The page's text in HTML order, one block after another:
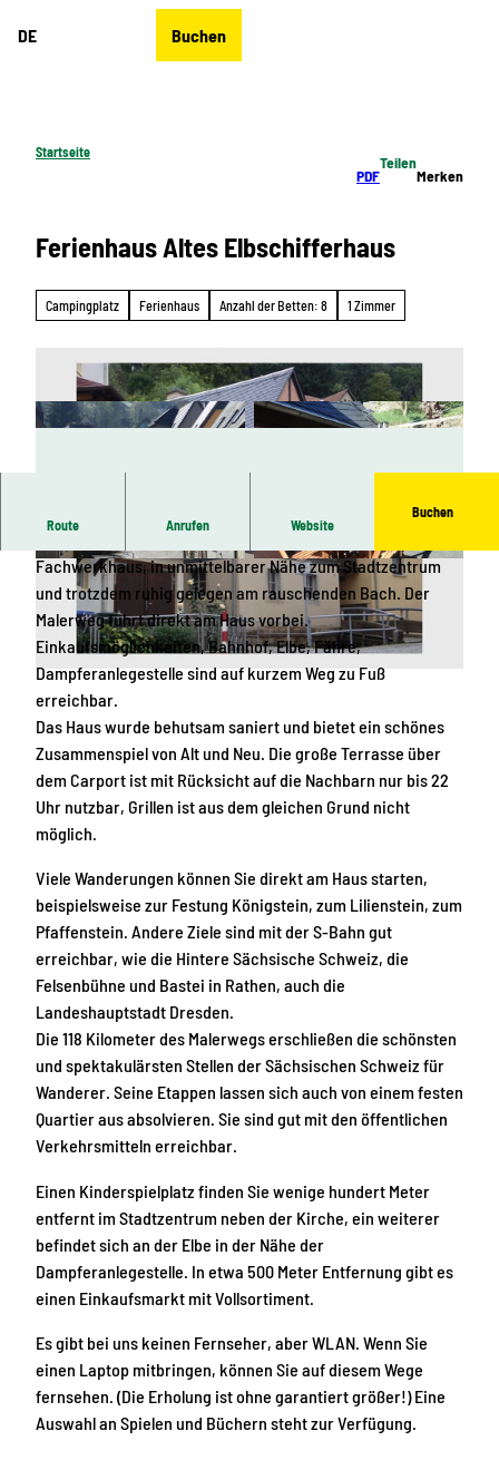
DE Buchen
Startseite
PDF
Teilen
Merken
Ferienhaus Altes Elbschifferhaus
Campingplatz Ferienhaus Anzahl der Betten: 8 1 Zimmer
© Gudrun Diesel |CC-BY-SA
© Gudrun Diesel |CC-BY-SA © Gudrun Diesel |CC-BY-SA
Route Anrufen Website
Buchen
Fachwerkhaus, in unmittelbarer Nähe zum Stadtzentrum
und trotzdem ruhig gelegen am rauschenden Bach. Der
Malerweg führt direkt am Haus vorbei.
Einkaufsmöglichkeiten, Bahnhof, Elbe, Fähre,
Dampferanlegestelle sind auf kurzem Weg zu Fuß
erreichbar.
Das Haus wurde behutsam saniert und bietet ein schönes
Zusammenspiel von Alt und Neu. Die große Terrasse über
dem Carport ist mit Rücksicht auf die Nachbarn nur bis 22
Uhr nutzbar, Grillen ist aus dem gleichen Grund nicht
möglich.
Viele Wanderungen können Sie direkt am Haus starten,
beispielsweise zur Festung Königstein, zum Lilienstein, zum
Pfaffenstein. Andere Ziele sind mit der S-Bahn gut
erreichbar, wie die Hintere Sächsische Schweiz, die
Felsenbühne und Bastei in Rathen, auch die
Landeshauptstadt Dresden.
Die 118 Kilometer des Malerwegs erschließen die schönsten
und spektakulärsten Stellen der Sächsischen Schweiz für
Wanderer. Seine Etappen lassen sich auch von einem festen
Quartier aus absolvieren. Sie sind gut mit den öffentlichen
Verkehrsmitteln erreichbar.
Einen Kinderspielplatz finden Sie wenige hundert Meter
entfernt im Stadtzentrum neben der Kirche, ein weiterer
befindet sich an der Elbe in der Nähe der
Dampferanlegestelle. In etwa 500 Meter Entfernung gibt es
einen Einkaufsmarkt mit Vollsortiment.
Es gibt bei uns keinen Fernseher, aber WLAN. Wenn Sie
einen Laptop mitbringen, können Sie auf diesem Wege
fernsehen. (Die Erholung ist ohne garantiert größer!) Eine
Auswahl an Spielen und Büchern steht zur Verfügung.